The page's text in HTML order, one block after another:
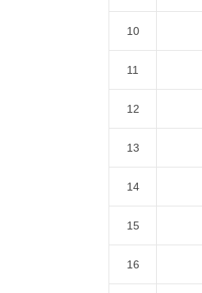
10
11
12
13
14
15
16